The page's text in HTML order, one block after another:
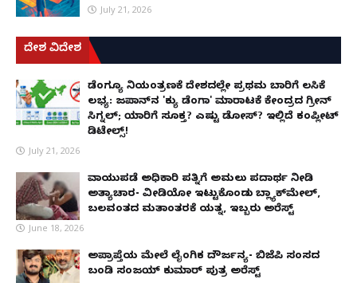
July 21, 2026
ದೇಶ ವಿದೇಶ
ಡೆಂಗ್ಯೂ ನಿಯಂತ್ರಣಕ್ಕೆ ದೇಶದಲ್ಲೇ ಪ್ರಥಮ ಬಾರಿಗೆ ಲಸಿಕೆ
ಲಭ್ಯ: ಜಪಾನ್‌ನ 'ಕ್ಯು ಡೆಂಗಾ' ಮಾರಾಟಕ್ಕೆ ಕೇಂದ್ರದ ಗ್ರೀನ್
ಸಿಗ್ನಲ್; ಯಾರಿಗೆ ಸೂಕ್ತ? ಎಷ್ಟು ಡೋಸ್? ಇಲ್ಲಿದೆ ಕಂಪ್ಲೀಟ್
ಡಿಟೇಲ್ಸ್!
July 21, 2026
ವಾಯುಪಡೆ ಅಧಿಕಾರಿ ಪತ್ನಿಗೆ ಅಮಲು ಪದಾರ್ಥ ನೀಡಿ
ಅತ್ಯಾಚಾರ- ವೀಡಿಯೋ ಇಟ್ಟುಕೊಂಡು ಬ್ಲ್ಯಾಕ್‌ಮೇಲ್,
ಬಲವಂತದ ಮತಾಂತರಕ್ಕೆ ಯತ್ನ, ಇಬ್ಬರು ಅರೆಸ್ಟ್
June 18, 2026
ಅಪ್ರಾಪ್ತೆಯ ಮೇಲೆ ಲೈಂಗಿಕ ದೌರ್ಜನ್ಯ- ಬಿಜೆಪಿ ಸಂಸದ
ಬಂಡಿ ಸಂಜಯ್ ಕುಮಾರ್ ಪುತ್ರ ಅರೆಸ್ಟ್